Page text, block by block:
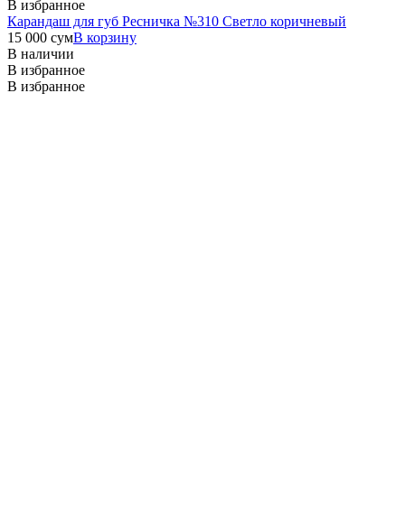
В избранное
Карандаш для губ Ресничка №310 Светло коричневый
15 000 сумВ корзину
В наличии
В избранное
В избранное